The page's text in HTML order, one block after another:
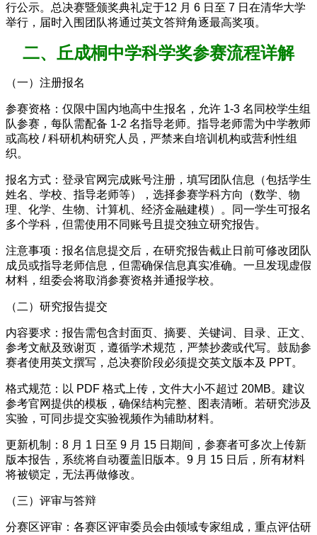
行公示。总决赛暨颁奖典礼定于12 月 6 日至 7 日在清华大学
举行，届时入围团队将通过英文答辩角逐最高奖项。
二、丘成桐中学科学奖参赛流程详解
（一）注册报名
参赛资格：仅限中国内地高中生报名，允许 1-3 名同校学生组
队参赛，每队需配备 1-2 名指导老师。指导老师需为中学教师
或高校 / 科研机构研究人员，严禁来自培训机构或营利性组
织。
报名方式：登录官网完成账号注册，填写团队信息（包括学生
姓名、学校、指导老师等），选择参赛学科方向（数学、物
理、化学、生物、计算机、经济金融建模）。同一学生可报名
多个学科，但需使用不同账号且提交独立研究报告。
注意事项：报名信息提交后，在研究报告截止日前可修改团队
成员或指导老师信息，但需确保信息真实准确。一旦发现虚假
材料，组委会将取消参赛资格并通报学校。
（二）研究报告提交
内容要求：报告需包含封面页、摘要、关键词、目录、正文、
参考文献及致谢页，遵循学术规范，严禁抄袭或代写。鼓励参
赛者使用英文撰写，总决赛阶段必须提交英文版本及 PPT。
格式规范：以 PDF 格式上传，文件大小不超过 20MB。建议
参考官网提供的模板，确保结构完整、图表清晰。若研究涉及
实验，可同步提交实验视频作为辅助材料。
更新机制：8 月 1 日至 9 月 15 日期间，参赛者可多次上传新
版本报告，系统将自动覆盖旧版本。9 月 15 日后，所有材料
将被锁定，无法再做修改。
（三）评审与答辩
分赛区评审：各赛区评审委员会由领域专家组成，重点评估研